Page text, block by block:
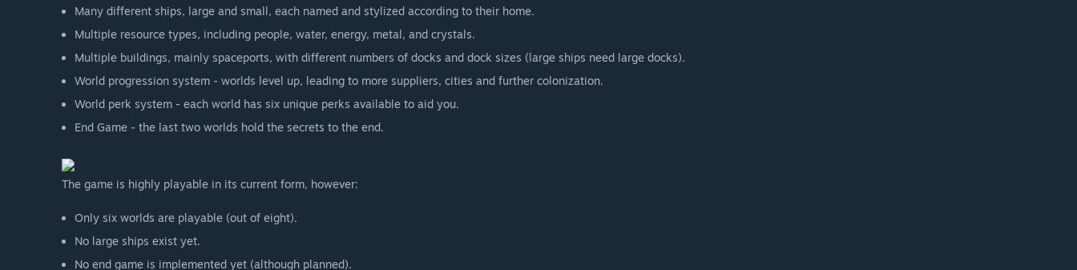
Many different ships, large and small, each named and stylized according to their home.
Multiple resource types, including people, water, energy, metal, and crystals.
Multiple buildings, mainly spaceports, with different numbers of docks and dock sizes (large ships need large docks).
World progression system - worlds level up, leading to more suppliers, cities and further colonization.
World perk system - each world has six unique perks available to aid you.
End Game - the last two worlds hold the secrets to the end.
The game is highly playable in its current form, however:
Only six worlds are playable (out of eight).
No large ships exist yet.
No end game is implemented yet (although planned).